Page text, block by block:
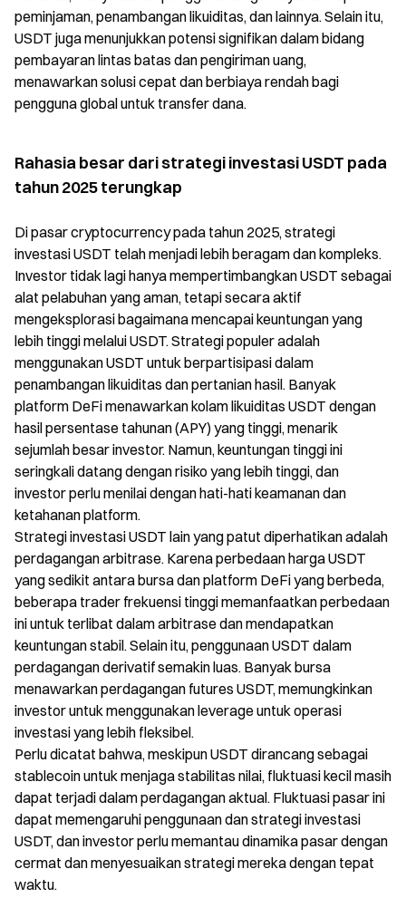
peminjaman, penambangan likuiditas, dan lainnya. Selain itu,
USDT juga menunjukkan potensi signifikan dalam bidang
pembayaran lintas batas dan pengiriman uang,
menawarkan solusi cepat dan berbiaya rendah bagi
pengguna global untuk transfer dana.
Rahasia besar dari strategi investasi USDT pada
tahun 2025 terungkap
Di pasar cryptocurrency pada tahun 2025, strategi
investasi USDT telah menjadi lebih beragam dan kompleks.
Investor tidak lagi hanya mempertimbangkan USDT sebagai
alat pelabuhan yang aman, tetapi secara aktif
mengeksplorasi bagaimana mencapai keuntungan yang
lebih tinggi melalui USDT. Strategi populer adalah
menggunakan USDT untuk berpartisipasi dalam
penambangan likuiditas dan pertanian hasil. Banyak
platform DeFi menawarkan kolam likuiditas USDT dengan
hasil persentase tahunan (APY) yang tinggi, menarik
sejumlah besar investor. Namun, keuntungan tinggi ini
seringkali datang dengan risiko yang lebih tinggi, dan
investor perlu menilai dengan hati-hati keamanan dan
ketahanan platform.
Strategi investasi USDT lain yang patut diperhatikan adalah
perdagangan arbitrase. Karena perbedaan harga USDT
yang sedikit antara bursa dan platform DeFi yang berbeda,
beberapa trader frekuensi tinggi memanfaatkan perbedaan
ini untuk terlibat dalam arbitrase dan mendapatkan
keuntungan stabil. Selain itu, penggunaan USDT dalam
perdagangan derivatif semakin luas. Banyak bursa
menawarkan perdagangan futures USDT, memungkinkan
investor untuk menggunakan leverage untuk operasi
investasi yang lebih fleksibel.
Perlu dicatat bahwa, meskipun USDT dirancang sebagai
stablecoin untuk menjaga stabilitas nilai, fluktuasi kecil masih
dapat terjadi dalam perdagangan aktual. Fluktuasi pasar ini
dapat memengaruhi penggunaan dan strategi investasi
USDT, dan investor perlu memantau dinamika pasar dengan
cermat dan menyesuaikan strategi mereka dengan tepat
waktu.